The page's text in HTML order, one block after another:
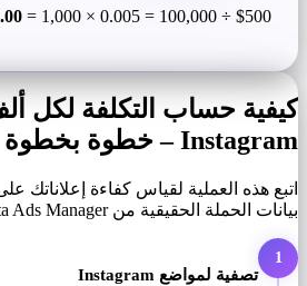
$500 ÷ 100,000 = 0.005 × 1,000 =
كيفية حساب التكلفة لكل
Instagram – خطوة بخطوة
بيانات الحملة الحقيقية من Meta Ads Manager.
1
تصفية لمواضع Instagram